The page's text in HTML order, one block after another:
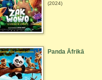
(2024)
Panda Āfrikā